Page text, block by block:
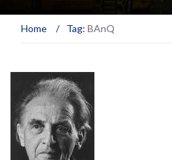
Home / Tag: BAnQ